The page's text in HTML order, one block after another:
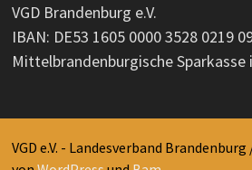
VGD Brandenburg e.V.
IBAN: DE53 1605 0000 3528 0219
Mittelbrandenburgische
VGD e.V. - Landesverband